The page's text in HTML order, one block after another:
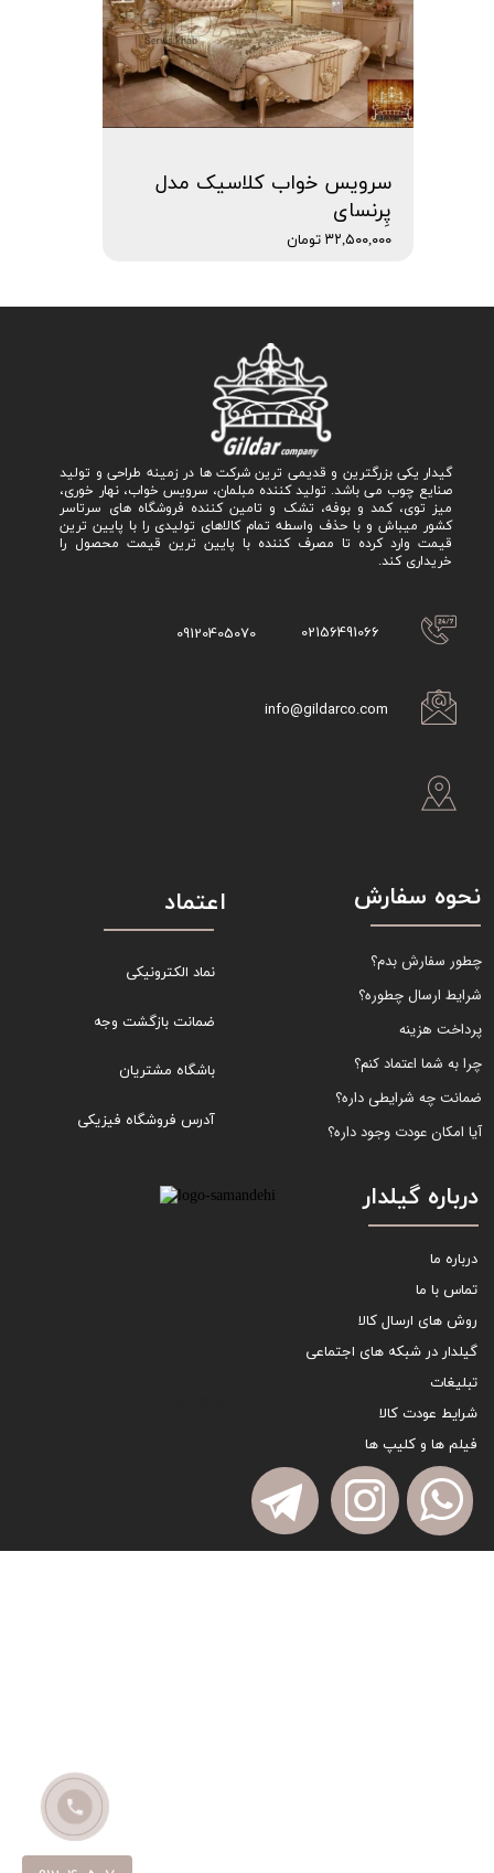
سرویس خواب کلاسیک مدل
پِرنسای
۳۲,۵۰۰,۰۰۰ تومان
گیدار یکی بزرگترین و قدیمی ترین شرکت ها در زمینه طراحی و تولید
صنایع چوب می باشد. تولید کننده مبلمان، سرویس خواب، نهار خوری،
میز توی، کمد و بوفه، تشک و تامین کننده فروشگاه های سرتاسر
کشور میباش و با حذف واسطه تمام کالاهای تولیدی را با پایین ترین
قیمت وارد کرده تا مصرف کننده با پایین ترین قیمت محصول را
خریداری کند.
02156491066
09120405070
info@gildarco.com
نحوه سفارش
چطور سفارش بدم؟
شرایط ارسال چطوره؟
پرداخت هزینه
چرا به شما اعتماد کنم؟
ضمانت چه شرایطی داره؟
آیا امکان عودت وجود داره؟
اعتماد
نماد الکترونیکی
ضمانت بازگشت وجه
باشگاه مشتریان
آدرس فروشگاه فیزیکی
درباره گیلدار
درباره ما
تماس با ما
روش های ارسال کالا
گیلدار در شبکه های اجتماعی
تبلیغات
شرایط عودت کالا
فیلم ها و کلیپ ها